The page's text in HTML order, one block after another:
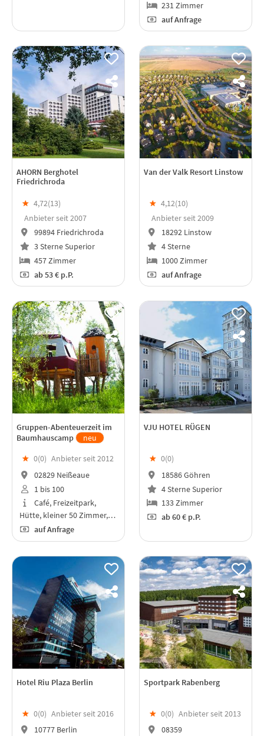
231 Zimmer
auf Anfrage
AHORN Berghotel
Friedrichroda
★ 4,72(13)
Anbieter seit 2007
99894 Friedrichroda
3 Sterne Superior
457 Zimmer
ab53 € p.P.
Van der Valk Resort Linstow
★ 4,12(10)
Anbieter seit 2009
18292 Linstow
4 Sterne
1000 Zimmer
auf Anfrage
Gruppen-Abenteuerzeit im
Baumhauscamp
neu
★ 0(0) Anbieter seit 2012
02829 Neißeaue
1 bis 100
Café, Freizeitpark,
Hütte, kleiner 50 Zimmer,…
auf Anfrage
VJU HOTEL RÜGEN
★ 0(0)
18586 Göhren
4 Sterne Superior
133 Zimmer
ab60 € p.P.
Hotel Riu Plaza Berlin
★ 0(0) Anbieter seit 2016
10777 Berlin
Sportpark Rabenberg
★ 0(0) Anbieter seit 2013
08359